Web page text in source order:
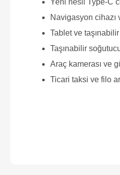
Navigasyon cihazı
Tablet ve
Taşınabilir soğutucu
Araç kamerası ve
Ticari taksi ve filo